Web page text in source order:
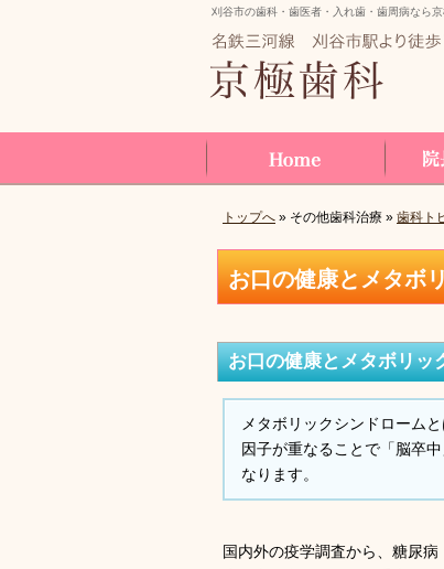
お口の健康とメタボ
刈谷市の歯科・歯医者・入れ歯・歯周病なら
トップへ » その他歯科治療 » 歯科ト
お口の健康とメタボリッ
メタボリックシンドローム
因子が重なることで「脳卒
なります。
国内外の疫学調査から、糖尿